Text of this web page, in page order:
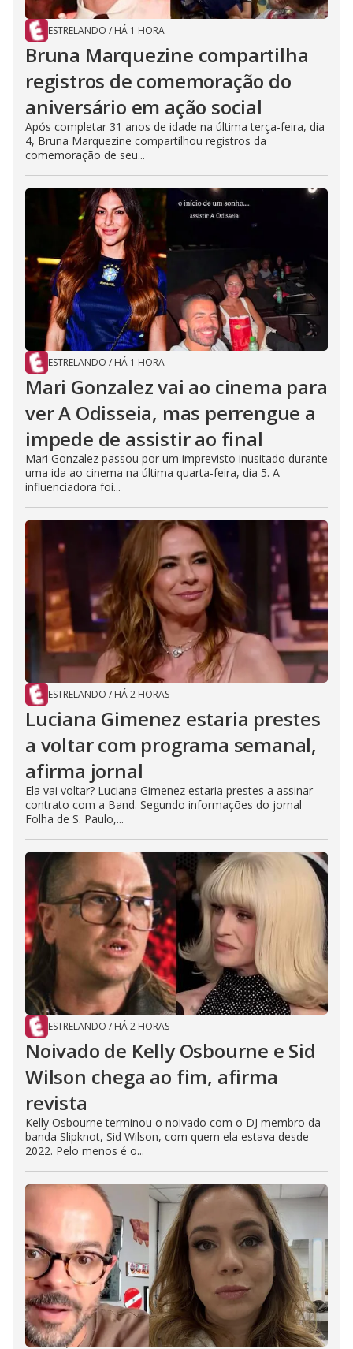
ESTRELANDO / HÁ 1 HORA
Bruna Marquezine compartilha
registros de comemoração do
aniversário em ação social
Após completar 31 anos de idade na última terça-feira, dia
4, Bruna Marquezine compartilhou registros da
comemoração de seu...
ESTRELANDO / HÁ 1 HORA
Mari Gonzalez vai ao cinema para
ver A Odisseia, mas perrengue a
impede de assistir ao final
Mari Gonzalez passou por um imprevisto inusitado durante
uma ida ao cinema na última quarta-feira, dia 5. A
influenciadora foi...
ESTRELANDO / HÁ 2 HORAS
Luciana Gimenez estaria prestes
a voltar com programa semanal,
afirma jornal
Ela vai voltar? Luciana Gimenez estaria prestes a assinar
contrato com a Band. Segundo informações do jornal
Folha de S. Paulo,...
ESTRELANDO / HÁ 2 HORAS
Noivado de Kelly Osbourne e Sid
Wilson chega ao fim, afirma
revista
Kelly Osbourne terminou o noivado com o DJ membro da
banda Slipknot, Sid Wilson, com quem ela estava desde
2022. Pelo menos é o...